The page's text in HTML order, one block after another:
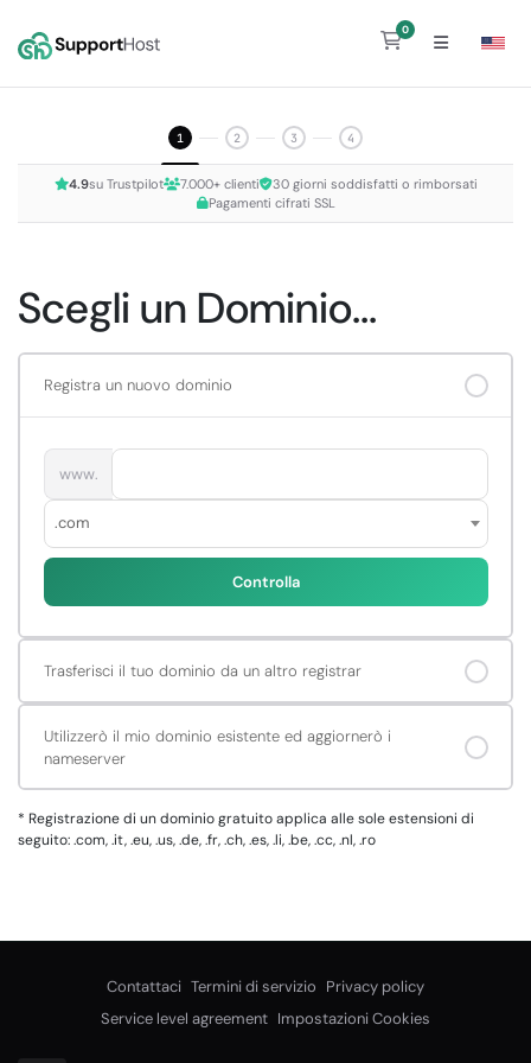
0
Carrello
1 2 3 4
4.9su Trustpilot 7.000+ clienti
30 giorni soddisfatti o rimborsati
Pagamenti cifrati SSL
Scegli un Dominio...
Registra un nuovo dominio
www.
.com
Controlla
Trasferisci il tuo dominio da un altro registrar
Utilizzerò il mio dominio esistente ed aggiornerò i
nameserver
* Registrazione di un dominio gratuito applica alle sole estensioni di
seguito: .com, .it, .eu, .us, .de, .fr, .ch, .es, .li, .be, .cc, .nl, .ro
Contattaci Termini di servizio Privacy policy
Service level agreement Impostazioni Cookies